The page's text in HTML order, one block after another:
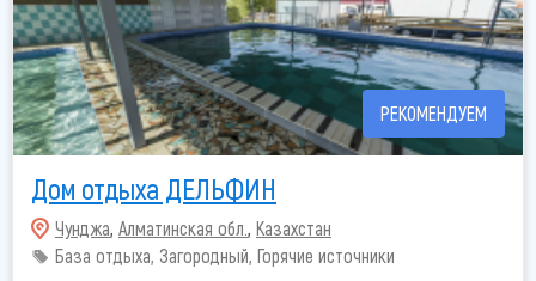
РЕКОМЕНДУЕМ
Дом отдыха ДЕЛЬФИН
Чунджа Алматинская обл. Казахстан
База отдыха, Загородный, Горячие источники